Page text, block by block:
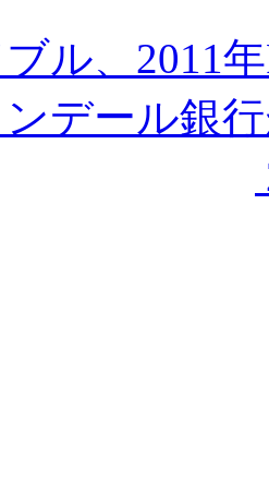
ル、2011
デール銀